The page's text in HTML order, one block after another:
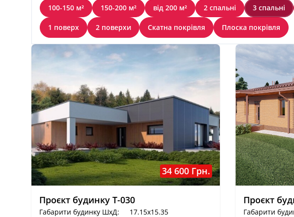
100-150 м² 150-200 м² від 200 м² 2 спальні 3 спальні
1 поверх 2 поверхи Скатна покрівля Плоска покрівля
34 600 Грн.
Проєкт будинку T-030
Габарити будинку ШхД:
17.15x15.35
Проєкт
Габарити